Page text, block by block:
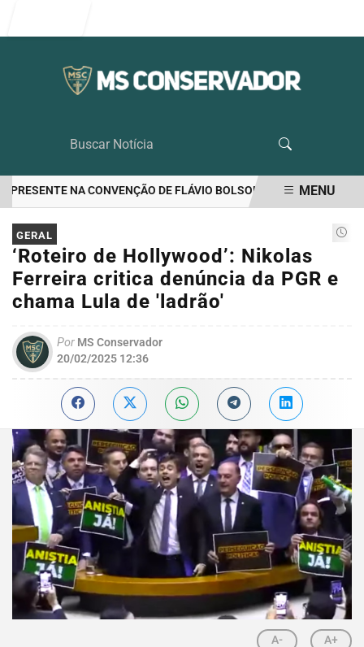
NA CONVENÇÃO DE FLÁVIO BOLSONARO EUA
EM ALTA
MENU
GERAL
‘Roteiro de Hollywood’: Nikolas
Ferreira critica denúncia da PGR e
chama Lula de 'ladrão'
Por MS Conservador
20/02/2025 12:36
A- A+